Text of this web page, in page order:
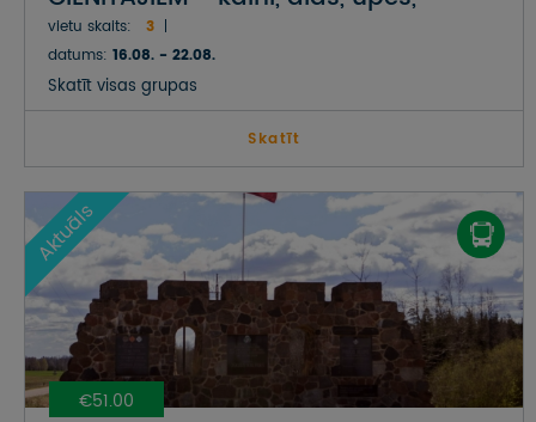
kanjoni
vietu skaits:
3
datums: 16.08. - 22.08.
Skatīt visas grupas
Skatīt
€51.00
Aktuāls